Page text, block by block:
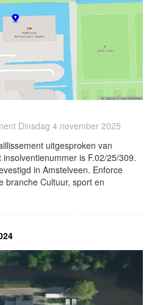
Dinsdag 4 november 2025
uitgesproken van
is F.02/25/309.
in Amstelveen. Enforce
branche Cultuur, sport en